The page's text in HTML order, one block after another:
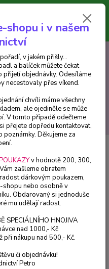
z e-shopu je 300 Kč.
opadl a balíček můžete čekat
objednávky. Objednávky
v jakém přišly...
Menu
Hledat
- cena za kus v 3-kusovém balení
- cena za
shopu i v našem
v jakém přišly...
a balíček můžete čekat
objednávky. Odesíláme
necestovaly přes víkend.
chvíli máme všechny
ale ojediněle se může
V tomto případě odečteme
přejete dopředu kontaktovat,
Děkujeme za
v hodnotě 200, 300,
zašleme obratem
dárkovým poukazem,
shopu nebo osobně v
Obdarovaný si jednoduše
mu udělají radost.
SPECIÁLNÍHO HNOJIVA
nad 1000,- Kč
při nákupu nad 500,- Kč.
či objednávku!
Petro